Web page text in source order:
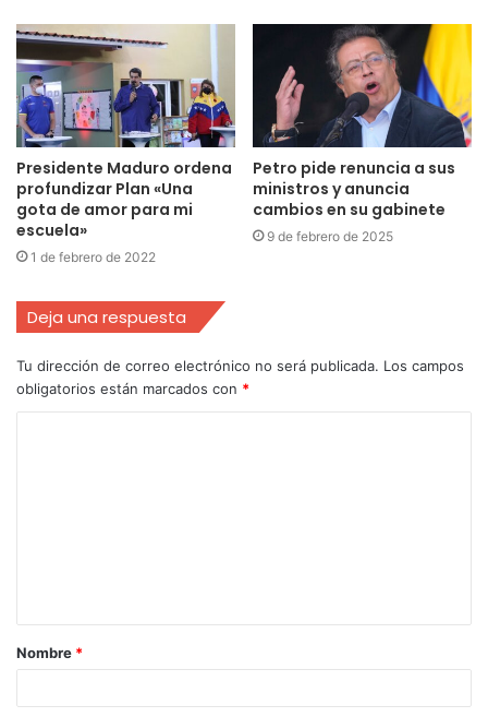
Presidente Maduro ordena
profundizar Plan «Una
gota de amor para mi
escuela»
1 de febrero de 2022
Petro pide renuncia a sus
ministros y anuncia
cambios en su gabinete
9 de febrero de 2025
Deja una respuesta
Tu dirección de correo electrónico no será publicada. Los campos
obligatorios están marcados con *
Nombre *